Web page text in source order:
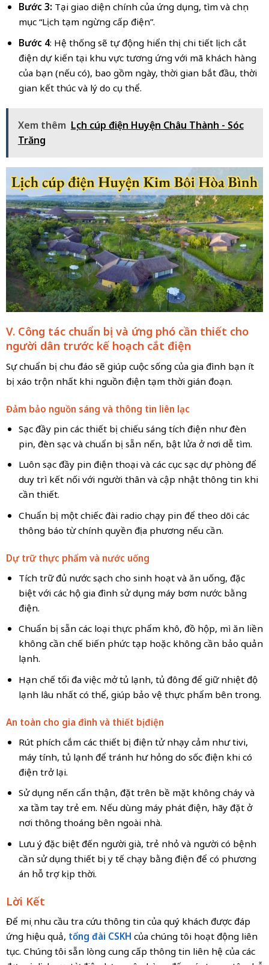
Bước 3: Tại giao diện chính của ứng dụng, tìm và chọn
mục “Lịch tạm ngừng cấp điện”.
Bước 4: Hệ thống sẽ tự động hiển thị chi tiết lịch cắt
điện dự kiến tại khu vực tương ứng với mã khách hàng
của bạn (nếu có), bao gồm ngày, thời gian bắt đầu, thời
gian kết thúc và lý do cụ thể.
Xem thêm Lịch cúp điện Huyện Châu Thành - Sóc
Trăng
V. Công tác chuẩn bị và ứng phó cần thiết cho
người dân trước kế hoạch cắt điện
Sự chuẩn bị chu đáo sẽ giúp cuộc sống của gia đình bạn ít
bị xáo trộn nhất khi nguồn điện tạm thời gián đoạn.
Đảm bảo nguồn sáng và thông tin liên lạc
Sạc đầy pin các thiết bị chiếu sáng tích điện như đèn
pin, đèn sạc và chuẩn bị sẵn nến, bật lửa ở nơi dễ tìm.
Luôn sạc đầy pin điện thoại và các cục sạc dự phòng để
duy trì kết nối với người thân và cập nhật thông tin khi
cần thiết.
Chuẩn bị một chiếc đài radio chạy pin để theo dõi các
thông báo từ chính quyền địa phương nếu cần.
Dự trữ thực phẩm và nước uống
Tích trữ đủ nước sạch cho sinh hoạt và ăn uống, đặc
biệt với các hộ gia đình sử dụng máy bơm nước bằng
điện.
Chuẩn bị sẵn các loại thực phẩm khô, đồ hộp, mì ăn liền
không cần chế biến phức tạp hoặc không cần bảo quản
lạnh.
Hạn chế tối đa việc mở tủ lạnh, tủ đông để giữ nhiệt độ
lạnh lâu nhất có thể, giúp bảo vệ thực phẩm bên trong.
An toàn cho gia đình và thiết bị điện
Rút phích cắm các thiết bị điện tử nhạy cảm như tivi,
máy tính, tủ lạnh để tránh hư hỏng do sốc điện khi có
điện trở lại.
Sử dụng nến cẩn thận, đặt trên bề mặt không cháy và
xa tầm tay trẻ em. Nếu dùng máy phát điện, hãy đặt ở
nơi thông thoáng bên ngoài nhà.
Lưu ý đặc biệt đến người già, trẻ nhỏ và người có bệnh
cần sử dụng thiết bị y tế chạy bằng điện để có phương
án hỗ trợ kịp thời.
Lời Kết
Để mọi nhu cầu tra cứu thông tin của quý khách được đáp
ứng hiệu quả, tổng đài CSKH của chúng tôi hoạt động liên
tục. Chúng tôi sẵn lòng cung cấp thông tin liên hệ của các